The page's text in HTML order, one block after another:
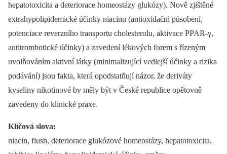
hepatotoxicita a deteriorace homeostázy glukózy). Nově zjištěné
extrahypolipidemické účinky niacinu (antioxidační působení,
potenciace reverzního transportu cholesterolu, aktivace PPAR-γ,
antitrombotické účinky) a zavedení lékových forem s řízeným
uvolňováním aktivní látky (minimalizující vedlejší účinky a rizika
podávání) jsou fakta, která opodstatňují názor, že deriváty
kyseliny nikotinové by měly být v České republice opětovně
zavedeny do klinické praxe.
Klíčová slova:
niacin, flush, deteriorace glukózové homeostázy, hepatotoxicita,